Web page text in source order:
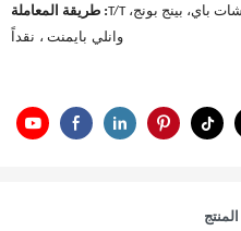
طريقة المعاملة :T/T باي، بينج بونج،
وانلي بايمنت ، نقداً